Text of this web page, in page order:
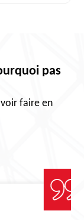
pas
faire en